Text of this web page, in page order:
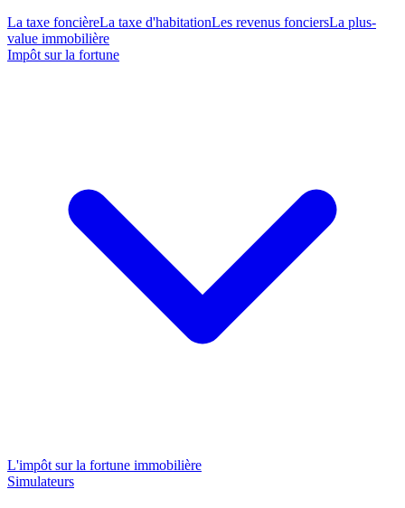
La taxe foncièreLa taxe d'habitationLes revenus fonciersLa plus-
value immobilière
Impôt sur la fortune
L'impôt sur la fortune immobilière
Simulateurs